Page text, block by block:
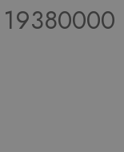
19380000